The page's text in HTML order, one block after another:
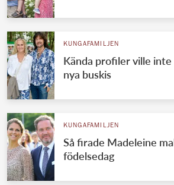
KUNGAFAMILJEN
Kända profiler ville inte
nya buskis
KUNGAFAMILJEN
Så firade Madeleine
födelsedag